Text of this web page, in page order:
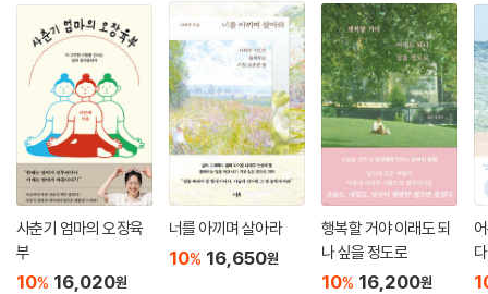
사춘기 엄마의 오장육
부
10% 16,020원
너를 아끼며 살아라
10% 16,650원
행복할 거야 이래도 되
나 싶을 정도로
10% 16,200원
다